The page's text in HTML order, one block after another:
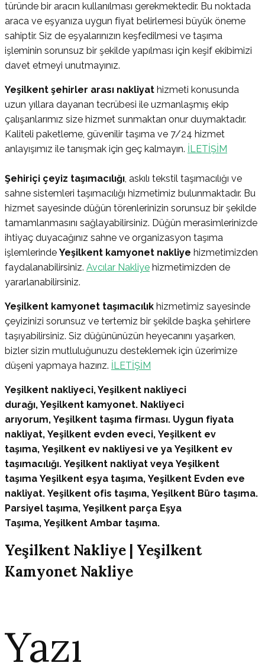
türünde bir aracın kullanılması gerekmektedir. Bu noktada
araca ve eşyanıza uygun fiyat belirlemesi büyük öneme
sahiptir. Siz de eşyalarınızın keşfedilmesi ve taşıma
işleminin sorunsuz bir şekilde yapılması için keşif ekibimizi
davet etmeyi unutmayınız.
Yeşilkent şehirler arası nakliyat hizmeti konusunda
uzun yıllara dayanan tecrübesi ile uzmanlaşmış ekip
çalışanlarımız size hizmet sunmaktan onur duymaktadır.
Kaliteli paketleme, güvenilir taşıma ve 7/24 hizmet
anlayışımız ile tanışmak için geç kalmayın. İLETİŞİM
Şehiriçi çeyiz taşımacılığı, askılı tekstil taşımacılığı ve
sahne sistemleri taşımacılığı hizmetimiz bulunmaktadır. Bu
hizmet sayesinde düğün törenlerinizin sorunsuz bir şekilde
tamamlanmasını sağlayabilirsiniz. Düğün merasimlerinizde
ihtiyaç duyacağınız sahne ve organizasyon taşıma
işlemlerinde Yeşilkent kamyonet nakliye hizmetimizden
faydalanabilirsiniz. Avcılar Nakliye hizmetimizden de
yararlanabilirsiniz.
Yeşilkent kamyonet taşımacılık hizmetimiz sayesinde
çeyizinizi sorunsuz ve tertemiz bir şekilde başka şehirlere
taşıyabilirsiniz. Siz düğününüzün heyecanını yaşarken,
bizler sizin mutluluğunuzu desteklemek için üzerimize
düşeni yapmaya hazırız. İLETİŞİM
Yeşilkent nakliyeci, Yeşilkent nakliyeci
durağı, Yeşilkent kamyonet. Nakliyeci
arıyorum, Yeşilkent taşıma firması. Uygun fiyata
nakliyat, Yeşilkent evden eveci, Yeşilkent ev
taşıma, Yeşilkent ev nakliyesi ve ya Yeşilkent ev
taşımacılığı. Yeşilkent nakliyat veya Yeşilkent
taşıma Yeşilkent eşya taşıma, Yeşilkent Evden eve
nakliyat. Yeşilkent ofis taşıma, Yeşilkent Büro taşıma.
Parsiyel taşıma, Yeşilkent parça Eşya
Taşıma, Yeşilkent Ambar taşıma.
Yeşilkent Nakliye | Yeşilkent
Kamyonet Nakliye
Yazı